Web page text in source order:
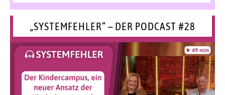
„SYSTEMFEHLER“ – DER PODCAST #28